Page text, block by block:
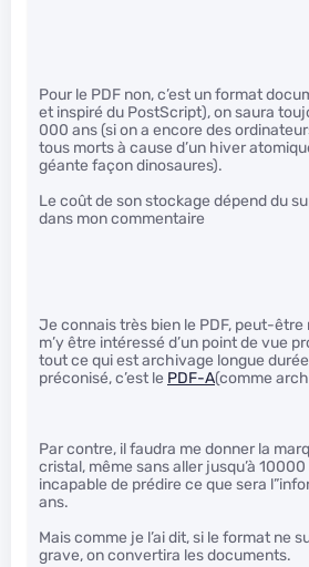
Pour le PDF non, c’est un format
et inspiré du PostScript), on saura
000 ans (si on a encore des
tous morts à cause d’un hiver
géante façon dinosaures).
Le coût de son stockage dépend du
dans mon commentaire
Je connais très bien le PDF, peut-être
m’y être intéressé d’un point de vue
tout ce qui est archivage longue
préconisé, c’est le PDF-A(comme
Par contre, il faudra me donner la
cristal, même sans aller jusqu’à
incapable de prédire ce que sera
ans.
Mais comme je l’ai dit, si le format ne
grave, on convertira les documents.